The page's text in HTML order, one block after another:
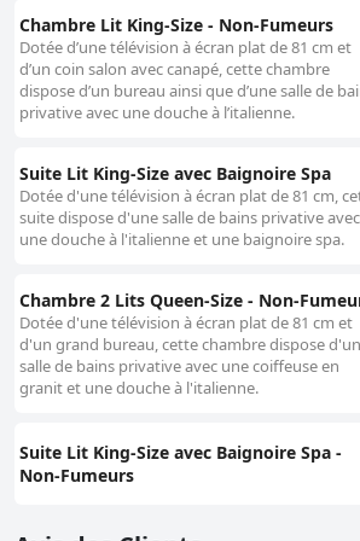
trouvent spacieuses et relaxantes. Néanmoins,
d'entretien tels que des jets cassés et des
mentionnés, ce qui nuit à l'expérience par ailleurs positive.
une expérience mitigée ; bien que beaucoup les
confortables et propices à une bonne nuit de
également notés, mais semblent moins fréquents. Dans l'ensemble, le
Garden Place Hotel offre un bon rapport qualité-
unique avec sa décoration italienne. Cependant,
signes d'usure et pourrait bénéficier
qualité des chambres, la propreté et le service
clients déçus.
Chambre Lit King-Size - Non-Fumeurs
Dotée d’une télévision à écran plat de 81 cm et
d’un coin salon avec canapé, cette chambre
dispose d’un bureau ainsi que d’une salle de
privative avec une douche à l’italienne.
Suite Lit King-Size avec Baignoire Spa
Dotée d'une télévision à écran plat de 81 cm,
suite dispose d'une salle de bains privative avec
une douche à l'italienne et une baignoire spa.
Chambre 2 Lits Queen-Size - Non-
Dotée d'une télévision à écran plat de 81 cm et
d'un grand bureau, cette chambre dispose
salle de bains privative avec une coiffeuse en
granit et une douche à l'italienne.
Suite Lit King-Size avec Baignoire Spa -
Non-Fumeurs